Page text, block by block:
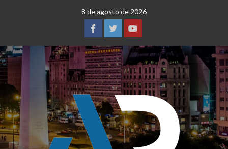
8 de agosto de 2026
Facebook
TwitterYouTube